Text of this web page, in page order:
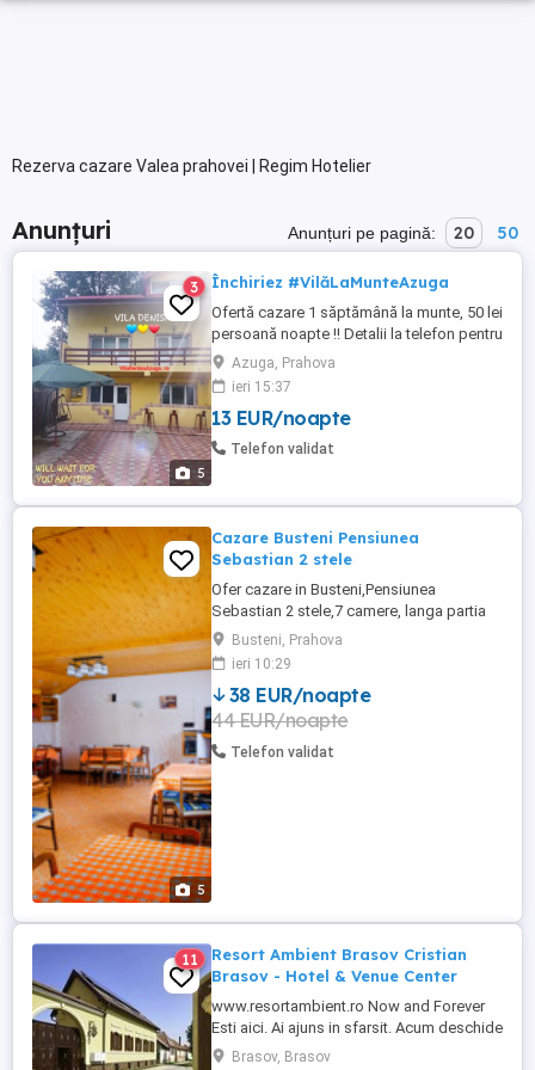
Rezerva cazare Valea prahovei | Regim Hotelier
Anunțuri Anunțuri pe pagină: 20 50
5
3 Închiriez #VilăLaMunteAzuga
Ofertă cazare 1 săptămână la munte, 50 lei
persoană noapte !! Detalii la telefon pentru
rezervare. Se închiriază doar integral
6camere 12persoane + 2 3 copii Minim 2
nopti 3 nopti Nu închiriem pe 1 sau 2
camere Nu închiriem individual. Oferte de
lună dorite avem următoarele:
Azuga, Prahova
ieri 15:37
13 EUR/noapte
Telefon validat
5
Cazare Busteni Pensiunea
Sebastian 2 stele
Ofer cazare in Busteni,Pensiunea
Sebastian 2 stele,7 camere, langa partia
de ski Kalinderu,toate facilitatile, preturi
incepand de la 200 RON noapte.
Busteni, Prahova
ieri 10:29
38 EUR/noapte
44 EUR/noapte
Telefon validat
11
Resort Ambient Brasov Cristian
Brasov - Hotel & Venue Center
www.resortambient.ro Now and Forever
Esti aici. Ai ajuns in sfarsit. Acum deschide
poarta larg si traieste! Inspira o dulce
Brasov, Brasov